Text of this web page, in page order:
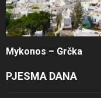
Mykonos – Grčka
PJESMA DANA